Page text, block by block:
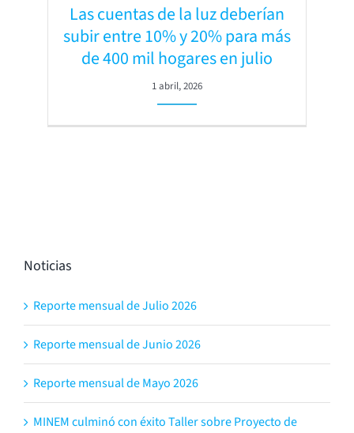
Las cuentas de la luz deberían
subir entre 10% y 20% para más
de 400 mil hogares en julio
1 abril, 2026
Noticias
Reporte mensual de Julio 2026
Reporte mensual de Junio 2026
Reporte mensual de Mayo 2026
MINEM culminó con éxito Taller sobre Proyecto de